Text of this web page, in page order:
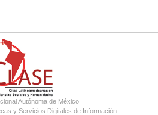
Autónoma de México
y Servicios Digitales de Información